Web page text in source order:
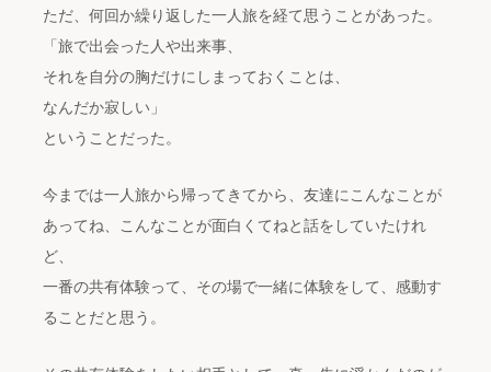
ただ、何回か繰り返した一人旅を経て思うことがあった。
「旅で出会った人や出来事、
それを自分の胸だけにしまっておくことは、
なんだか寂しい」
ということだった。
今までは一人旅から帰ってきてから、友達にこんなことが
あってね、こんなことが面白くてねと話をしていたけれ
ど、
一番の共有体験って、その場で一緒に体験をして、感動す
ることだと思う。